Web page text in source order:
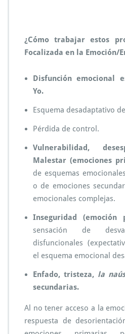
¿Cómo trabajar estos
Focalizada en la Emoción/
Disfunción emocional
Yo.
Esquema desadaptativo
Pérdida de control.
Vulnerabilidad,
Malestar (emociones
de esquemas
o de emociones
emocionales complejas.
Inseguridad (emoción
sensación de
disfuncionales
el esquema emocional
Enfado, tristeza, la
secundarias.
Al no tener acceso a la
respuesta de